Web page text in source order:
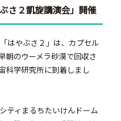
さ２凱旋講演会」開催
はやぶさ２」は、カプセル
朝のウーメラ砂漠で回収さ
科学研究所に到着しまし
ティまるちたいけんドーム